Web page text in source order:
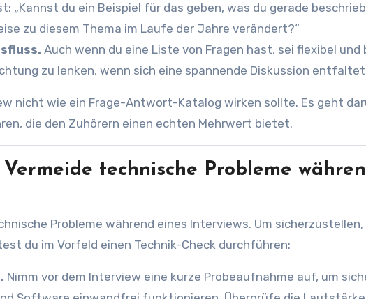
„Kannst du ein Beispiel für das geben, was du gerade
zu diesem Thema im Laufe der Jahre verändert?“
Auch wenn du eine Liste von Fragen hast, sei flexibel und
zu lenken, wenn sich eine spannende Diskussion
nicht wie ein Frage-Antwort-Katalog wirken sollte. Es geht
die den Zuhörern einen echten Mehrwert bietet.
Vermeide technische Probleme
Probleme während eines Interviews. Um sicherzustellen,
du im Vorfeld einen Technik-Check durchführen:
Nimm vor dem Interview eine kurze Probeaufnahme auf, um